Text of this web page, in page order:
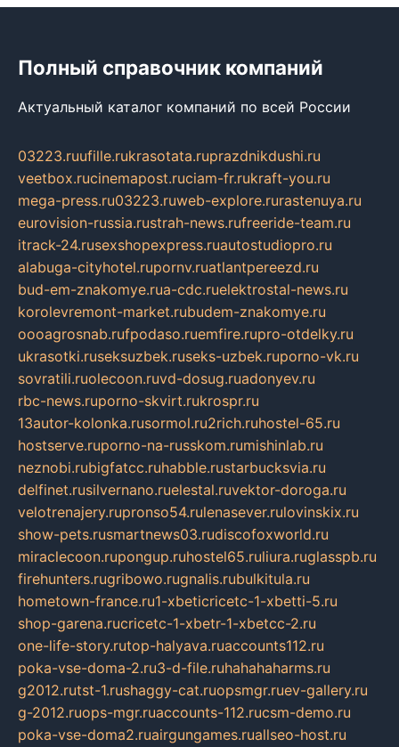
Полный справочник компаний
Актуальный каталог компаний по всей России
03223.ruufille.rukrasotata.ruprazdnikdushi.ru
veetbox.rucinemapost.ruciam-fr.rukraft-you.ru
mega-press.ru03223.ruweb-explore.rurastenuya.ru
eurovision-russia.rustrah-news.rufreeride-team.ru
itrack-24.rusexshopexpress.ruautostudiopro.ru
alabuga-cityhotel.rupornv.ruatlantpereezd.ru
bud-em-znakomye.rua-cdc.ruelektrostal-news.ru
korolevremont-market.rubudem-znakomye.ru
oooagrosnab.rufpodaso.ruemfire.rupro-otdelky.ru
ukrasotki.ruseksuzbek.ruseks-uzbek.ruporno-vk.ru
sovratili.ruolecoon.ruvd-dosug.ruadonyev.ru
rbc-news.ruporno-skvirt.rukrospr.ru
13autor-kolonka.rusormol.ru2rich.ruhostel-65.ru
hostserve.ruporno-na-russkom.rumishinlab.ru
neznobi.rubigfatcc.ruhabble.rustarbucksvia.ru
delfinet.rusilvernano.ruelestal.ruvektor-doroga.ru
velotrenajery.rupronso54.rulenasever.rulovinskix.ru
show-pets.rusmartnews03.rudiscofoxworld.ru
miraclecoon.rupongup.ruhostel65.ruliura.ruglasspb.ru
firehunters.rugribowo.rugnalis.rubulkitula.ru
hometown-france.ru1-xbeticricetc-1-xbetti-5.ru
shop-garena.rucricetc-1-xbetr-1-xbetcc-2.ru
one-life-story.rutop-halyava.ruaccounts112.ru
poka-vse-doma-2.ru3-d-file.ruhahahaharms.ru
g2012.rutst-1.rushaggy-cat.ruopsmgr.ruev-gallery.ru
g-2012.ruops-mgr.ruaccounts-112.rucsm-demo.ru
poka-vse-doma2.ruairgungames.ruallseo-host.ru